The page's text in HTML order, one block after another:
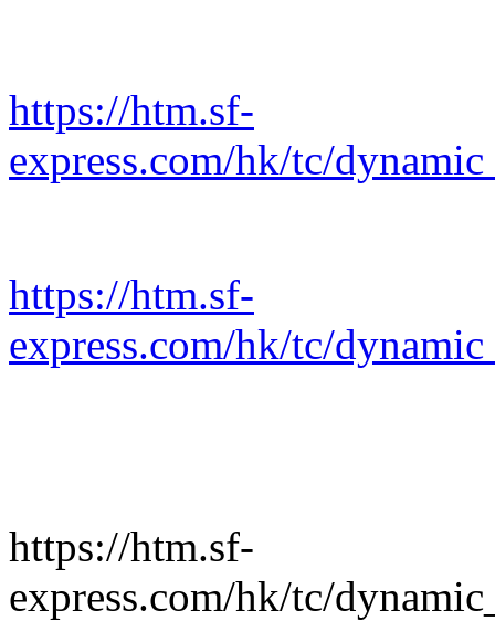
https://htm.sf-
express.com/hk/tc/
https://htm.sf-
express.com/hk/tc/
https://htm.sf-
express.com/hk/tc/